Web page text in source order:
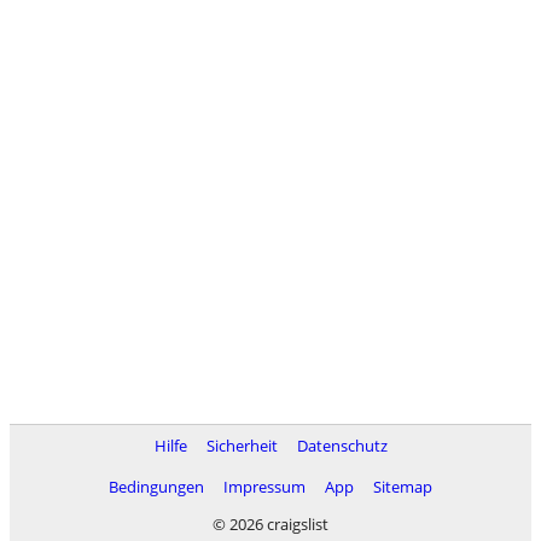
Hilfe Sicherheit
Datenschutz
Bedingungen
Impressum App
Sitemap
© 2026 craigslist